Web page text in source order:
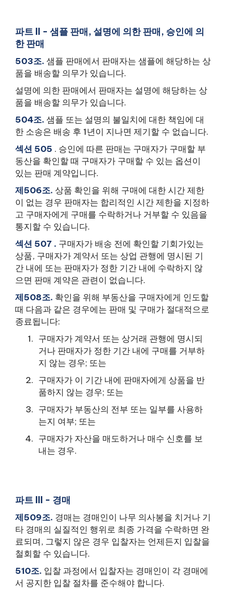
파트 II - 샘플 판매, 설명에 의한 판매, 승인에 의
한 판매
503조. 샘플 판매에서 판매자는 샘플에 해당하는 상
품을 배송할 의무가 있습니다.
설명에 의한 판매에서 판매자는 설명에 해당하는 상
품을 배송할 의무가 있습니다.
504조. 샘플 또는 설명의 불일치에 대한 책임에 대
한 소송은 배송 후 1년이 지나면 제기할 수 없습니다.
섹션 505 . 승인에 따른 판매는 구매자가 구매할 부
동산을 확인할 때 구매자가 구매할 수 있는 옵션이
있는 판매 계약입니다.
제506조. 상품 확인을 위해 구매에 대한 시간 제한
이 없는 경우 판매자는 합리적인 시간 제한을 지정하
고 구매자에게 구매를 수락하거나 거부할 수 있음을
통지할 수 있습니다.
섹션 507 . 구매자가 배송 전에 확인할 기회가있는
상품, 구매자가 계약서 또는 상업 관행에 명시된 기
간 내에 또는 판매자가 정한 기간 내에 수락하지 않
으면 판매 계약은 관련이 없습니다.
제508조. 확인을 위해 부동산을 구매자에게 인도할
때 다음과 같은 경우에는 판매 및 구매가 절대적으로
종료됩니다:
구매자가 계약서 또는 상거래 관행에 명시되
거나 판매자가 정한 기간 내에 구매를 거부하
지 않는 경우; 또는
구매자가 이 기간 내에 판매자에게 상품을 반
품하지 않는 경우; 또는
구매자가 부동산의 전부 또는 일부를 사용하
는지 여부; 또는
구매자가 자산을 매도하거나 매수 신호를 보
내는 경우.
파트 III - 경매
제509조. 경매는 경매인이 나무 의사봉을 치거나 기
타 경매의 실질적인 행위로 최종 가격을 수락하면 완
료되며, 그렇지 않은 경우 입찰자는 언제든지 입찰을
철회할 수 있습니다.
510조. 입찰 과정에서 입찰자는 경매인이 각 경매에
서 공지한 입찰 절차를 준수해야 합니다.